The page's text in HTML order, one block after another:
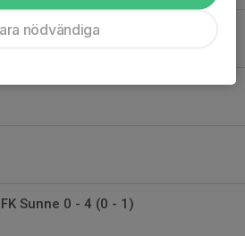
IF 4 - 1 (2 - 1)
Sunne 0 - 4 (0 - 1)
nödvändiga